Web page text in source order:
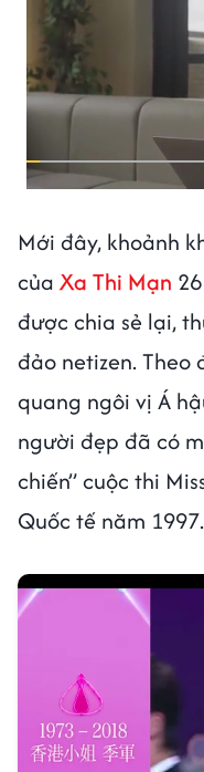
Mới đây, khoảnh
của Xa Thi Mạn
được chia sẻ lại,
đảo netizen. Theo
quang ngôi vị Á
người đẹp đã có
chiến” cuộc thi
Quốc tế năm 1997.